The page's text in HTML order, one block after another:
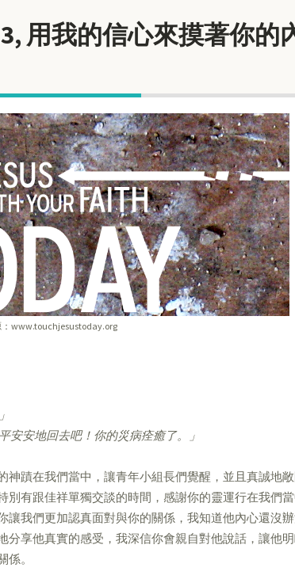
用我的信心來摸著你的
www.touchjesustoday.org
安安地回去吧！你的災病痊癒了。」
神蹟在我們當中，讓青年小組長們覺醒，並且真誠地
有跟佳祥單獨交談的時間，感謝你的靈運行在我們當
讓我們更加認真面對與你的關係，我知道他內心還沒
分享他真實的感受，我深信你會親自對他說話，讓他
。